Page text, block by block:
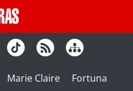
Marie Claire
Fortuna